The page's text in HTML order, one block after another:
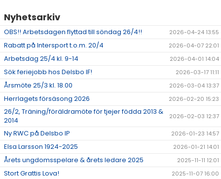
Nyhetsarkiv
OBS!! Arbetsdagen flyttad till söndag 26/4!! 2026-04-24 13:55
Rabatt på Intersport t.o.m. 20/4 2026-04-07 22:01
Arbetsdag 25/4 kl. 9-14 2026-04-01 14:04
Sök feriejobb hos Delsbo IF! 2026-03-17 11:11
Årsmöte 25/3 kl. 18.00 2026-03-04 13:37
Herrlagets försäsong 2026 2026-02-20 15:23
26/2, Träning/föräldramöte för tjejer födda 2013 &
2014
2026-02-03 12:37
Ny RWC på Delsbo IP 2026-01-23 14:57
Elsa Larsson 1924-2025 2026-01-21 14:01
Årets ungdomsspelare & årets ledare 2025 2025-11-11 12:01
Stort Grattis Lova! 2025-11-07 16:00